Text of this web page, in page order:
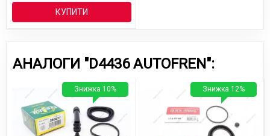
КУПИТИ
АНАЛОГИ "D4436 AUTOFREN":
Знижка 10% Знижка 12%